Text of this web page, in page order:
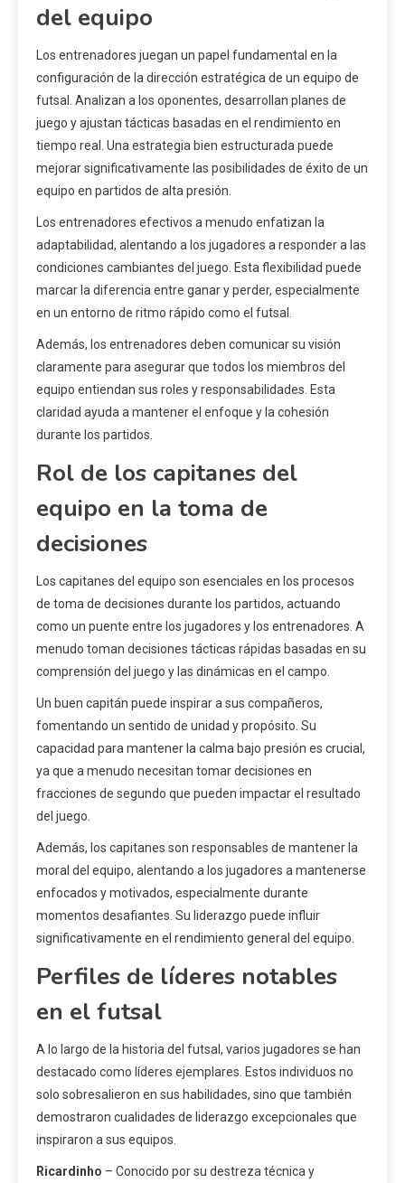
del equipo
Los entrenadores juegan un papel fundamental en la
configuración de la dirección estratégica de un equipo de
futsal. Analizan a los oponentes, desarrollan planes de
juego y ajustan tácticas basadas en el rendimiento en
tiempo real. Una estrategia bien estructurada puede
mejorar significativamente las posibilidades de éxito de un
equipo en partidos de alta presión.
Los entrenadores efectivos a menudo enfatizan la
adaptabilidad, alentando a los jugadores a responder a las
condiciones cambiantes del juego. Esta flexibilidad puede
marcar la diferencia entre ganar y perder, especialmente
en un entorno de ritmo rápido como el futsal.
Además, los entrenadores deben comunicar su visión
claramente para asegurar que todos los miembros del
equipo entiendan sus roles y responsabilidades. Esta
claridad ayuda a mantener el enfoque y la cohesión
durante los partidos.
Rol de los capitanes del
equipo en la toma de
decisiones
Los capitanes del equipo son esenciales en los procesos
de toma de decisiones durante los partidos, actuando
como un puente entre los jugadores y los entrenadores. A
menudo toman decisiones tácticas rápidas basadas en su
comprensión del juego y las dinámicas en el campo.
Un buen capitán puede inspirar a sus compañeros,
fomentando un sentido de unidad y propósito. Su
capacidad para mantener la calma bajo presión es crucial,
ya que a menudo necesitan tomar decisiones en
fracciones de segundo que pueden impactar el resultado
del juego.
Además, los capitanes son responsables de mantener la
moral del equipo, alentando a los jugadores a mantenerse
enfocados y motivados, especialmente durante
momentos desafiantes. Su liderazgo puede influir
significativamente en el rendimiento general del equipo.
Perfiles de líderes notables
en el futsal
A lo largo de la historia del futsal, varios jugadores se han
destacado como líderes ejemplares. Estos individuos no
solo sobresalieron en sus habilidades, sino que también
demostraron cualidades de liderazgo excepcionales que
inspiraron a sus equipos.
Ricardinho – Conocido por su destreza técnica y